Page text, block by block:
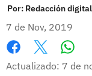
Por: Redacción
7 de Nov, 2019
Facebook
X
Actualizado: 7 de